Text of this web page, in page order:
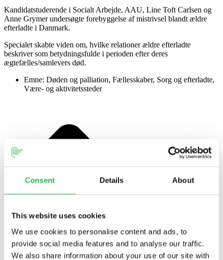
Consent Details About
This website uses cookies
We use cookies to personalise content and ads, to
provide social media features and to analyse our traffic.
We also share information about your use of our site with
Kandidatstuderende i Socialt Arbejde, AAU, Line Toft Carlsen og
Anne Grymer undersøgte forebyggelse af mistrivsel blandt ældre
efterladte i Danmark.
Specialet skabte viden om, hvilke relationer ældre efterladte
beskriver som betydningsfulde i perioden efter deres
ægtefælles/samlevers død.
Emne: Døden og palliation, Fællesskaber, Sorg og efterladte,
Være- og aktivitetssteder